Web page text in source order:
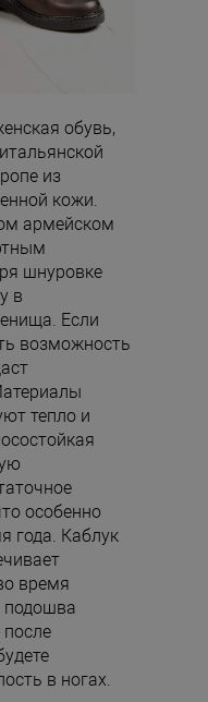
обувь,
из
кожи.
армейском
шнуровке
в
Если
возможность
тепло и
особенно
года. Каблук
время
подошва
в ногах.